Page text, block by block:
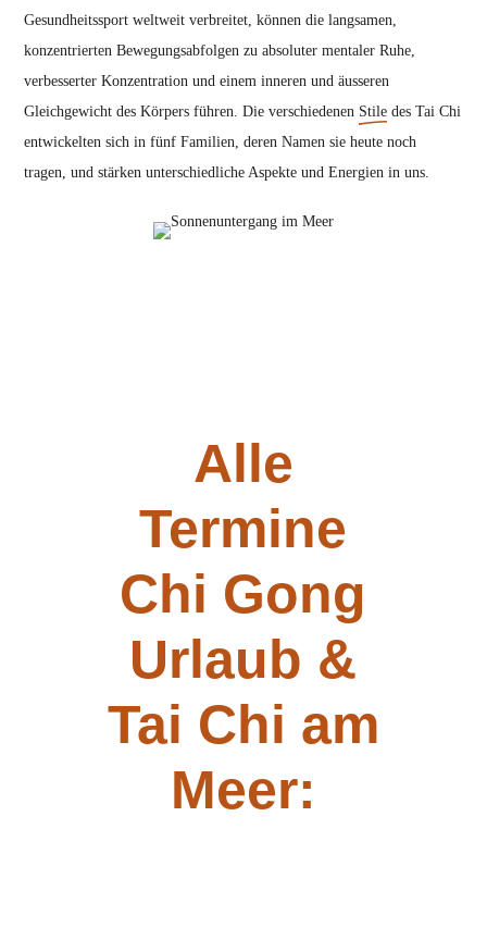
Gesundheitssport weltweit verbreitet, können die langsamen,
konzentrierten Bewegungsabfolgen zu absoluter mentaler Ruhe,
verbesserter Konzentration und einem inneren und äusseren
Gleichgewicht des Körpers führen. Die verschiedenen Stile des Tai Chi
entwickelten sich in fünf Familien, deren Namen sie heute noch
tragen, und stärken unterschiedliche Aspekte und Energien in uns.
Alle
Termine
Chi Gong
Urlaub &
Tai Chi am
Meer: